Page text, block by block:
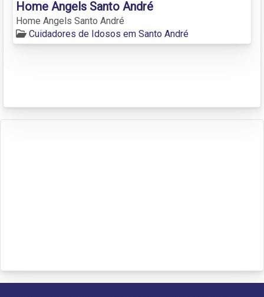
Home Angels Santo André
Home Angels Santo André
Cuidadores de Idosos em Santo André